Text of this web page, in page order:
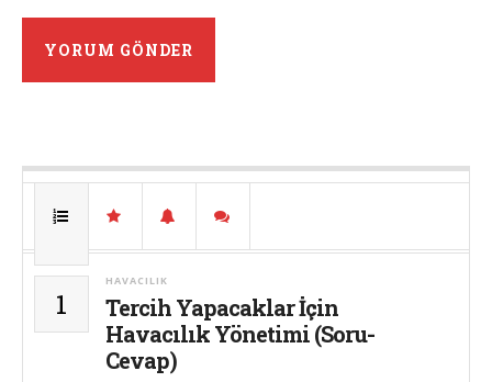
1
HAVACILIK
Tercih Yapacaklar İçin
Havacılık Yönetimi (Soru-
Cevap)